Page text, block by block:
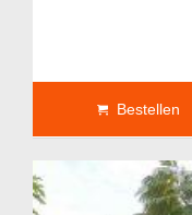
Bestellen